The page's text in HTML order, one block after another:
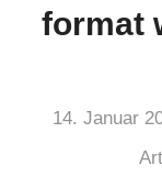
for­mat
14. Januar